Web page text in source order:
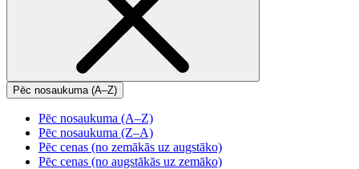
Pēc nosaukuma (A–Z)
Pēc nosaukuma (A–Z)
Pēc nosaukuma (Z–A)
Pēc cenas (no zemākās uz augstāko)
Pēc cenas (no augstākās uz zemāko)